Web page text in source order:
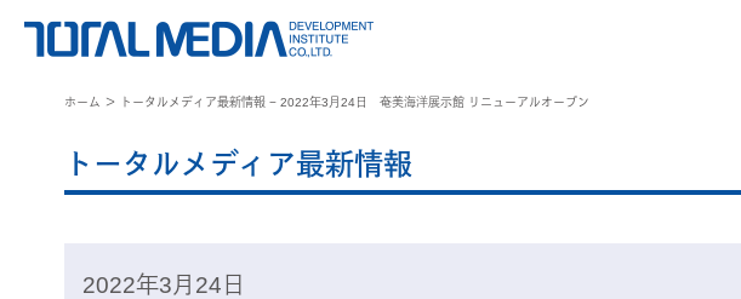
ホーム ＞ トータルメディア最新情報 − 2022年3月24日 奄美海洋展示館 リニューアルオープン
トータルメディア最新情報
2022年3月24日